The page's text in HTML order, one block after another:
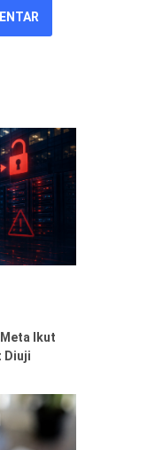
Ikut
Diuji